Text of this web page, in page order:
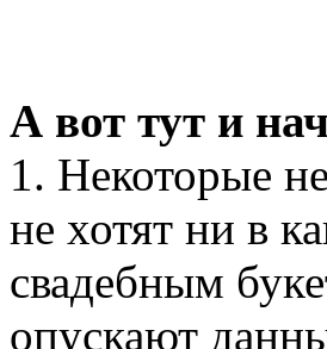
А вот тут и
1. Некоторые
не хотят ни в
свадебным
опускают